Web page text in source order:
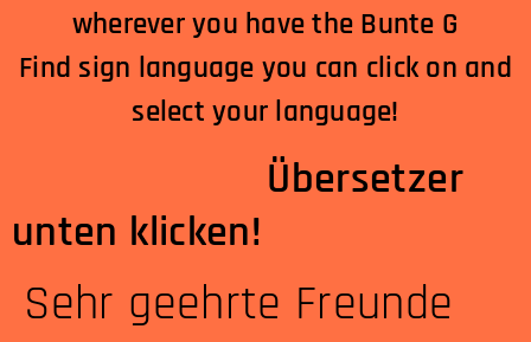
wherever you have the Bunte G
Find sign language you can click on and
select your language!
Übersetzer
unten klicken!
Sehr geehrte Freunde